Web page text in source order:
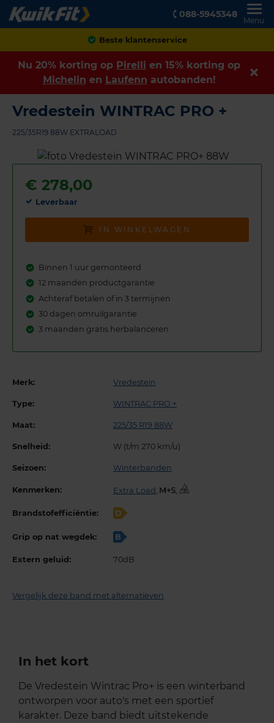
088-5945348
Menu
Achteraf betalen
Nu 20% korting op Pirelli en 15% korting op
Michelin en Laufenn autobanden!
Vredestein WINTRAC PRO +
225/35R19 88W EXTRALOAD
€ 278,00
Leverbaar
IN WINKELWAGEN
Binnen 1 uur gemonteerd
12 maanden productgarantie
Achteraf betalen of in 3 termijnen
30 dagen omruilgarantie
3 maanden gratis herbalanceren
Merk: Vredestein
Type: WINTRAC PRO +
Maat: 225/35 R19 88W
Snelheid: W (t/m 270 km/u)
Seizoen: Winterbanden
Kenmerken: Extra Load ,
Brandstofefficiëntie: D
Grip op nat wegdek: B
Extern geluid: 70dB
Vergelijk deze band met alternatieven
In het kort
De Vredestein Wintrac Pro+ is een winterband
ontworpen voor auto's met een sportief
karakter. Deze band biedt uitstekende